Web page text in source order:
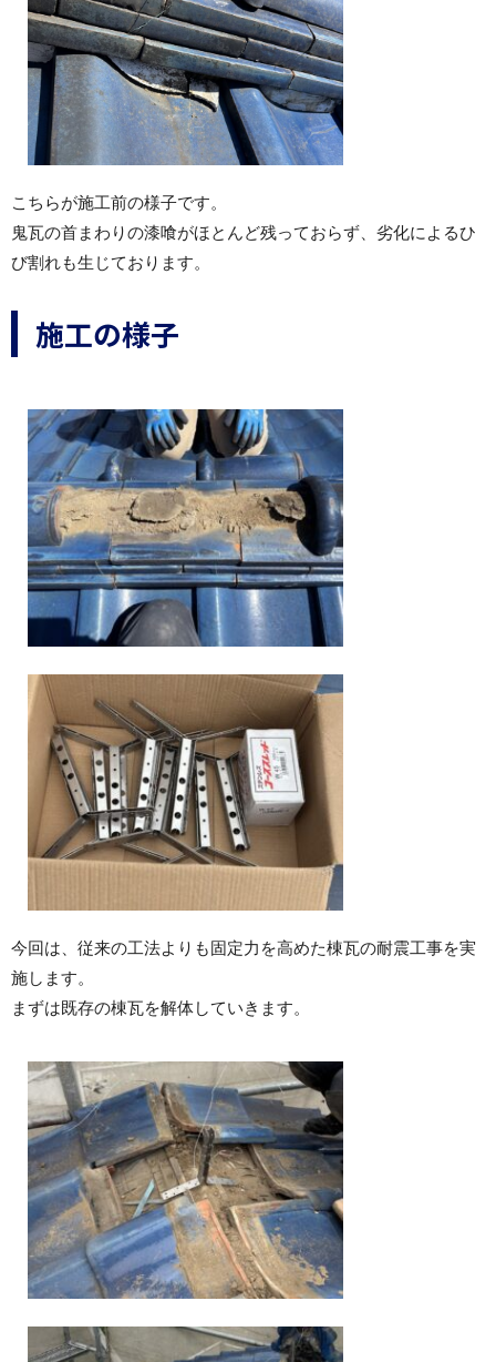
こちらが施工前の様子です。
鬼瓦の首まわりの漆喰がほとんど残っておらず、劣化によるひ
び割れも生じております。
施工の様子
今回は、従来の工法よりも固定力を高めた棟瓦の耐震工事を実
施します。
まずは既存の棟瓦を解体していきます。